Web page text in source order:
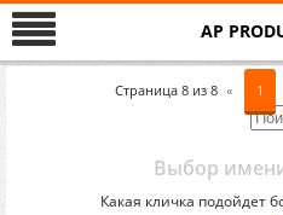
AP
Страница 8из 8 « 1
Выбор
Какая кличка подойдет